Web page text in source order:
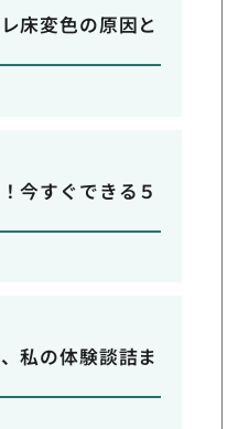
床変色の原因と
今すぐできる５
私の体験談詰ま